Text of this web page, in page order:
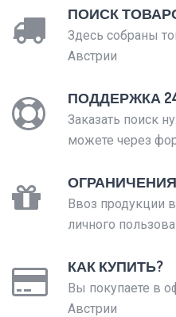
ПОИСК
Здесь собраны
Австрии
ПОДДЕРЖКА
Заказать поиск
можете через
ОГРАНИЧЕНИЯ
Ввоз продукции
личного
КАК КУПИТЬ?
Вы покупаете в
Австрии